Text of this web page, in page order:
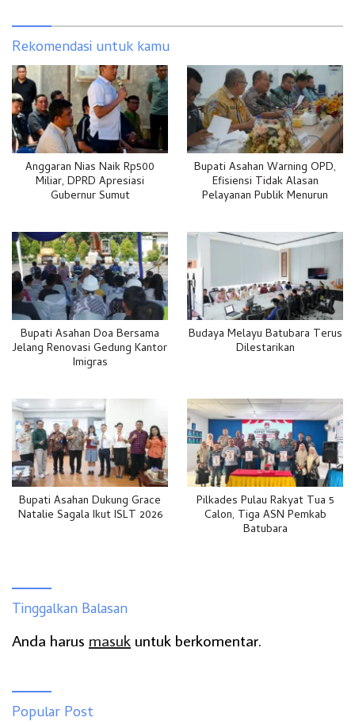
Rekomendasi untuk kamu
Anggaran Nias Naik Rp500
Miliar, DPRD Apresiasi
Gubernur Sumut
Bupati Asahan Warning OPD,
Efisiensi Tidak Alasan
Pelayanan Publik Menurun
Bupati Asahan Doa Bersama
Jelang Renovasi Gedung Kantor
Imigras
Budaya Melayu Batubara Terus
Dilestarikan
Bupati Asahan Dukung Grace
Natalie Sagala Ikut ISLT 2026
Pilkades Pulau Rakyat Tua 5
Calon, Tiga ASN Pemkab
Batubara
Tinggalkan Balasan
Anda harus masuk untuk berkomentar.
Popular Post